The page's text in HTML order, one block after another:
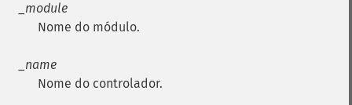
_module
Nome do módulo.
_name
Nome do controlador.